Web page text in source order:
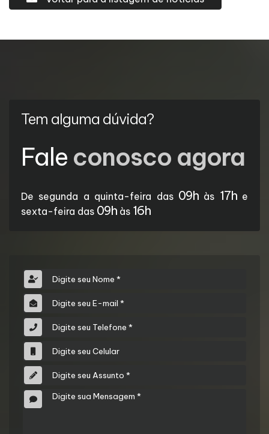
Tem alguma dúvida?
Fale conosco agora
De segunda a quinta-feira das 09hàs 17he
sexta-feira das 09h às 16h